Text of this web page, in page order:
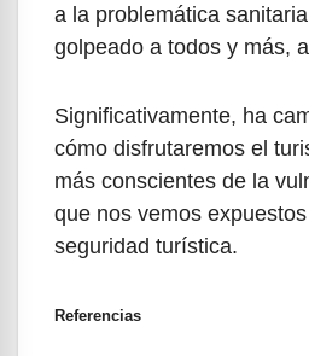
a la problemática
golpeado a todos y más,
Significativamente, ha
cómo disfrutaremos el
más conscientes de la
que nos vemos
seguridad turística.
Referencias